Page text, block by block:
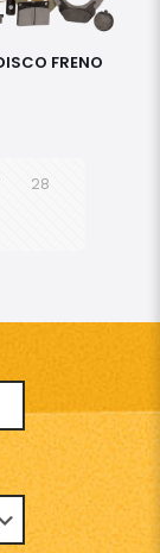
FRENO
28